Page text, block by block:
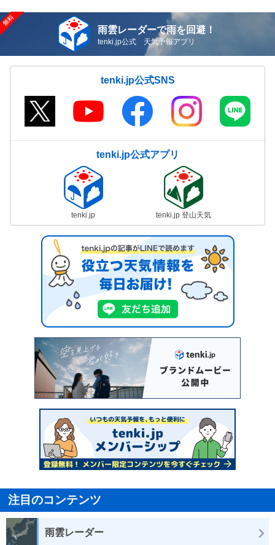
雨雲レーダーで雨を回避！
tenki.jp公式 天気予報アプリ
tenki.jp公式SNS
tenki.jp公式アプリ
tenki.jp tenki.jp 登山天気
注目のコンテンツ
雨雲レーダー